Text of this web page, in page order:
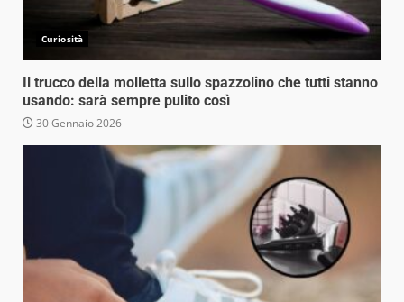
Curiosità
Il trucco della molletta sullo spazzolino che tutti stanno
usando: sarà sempre pulito così
30 Gennaio 2026